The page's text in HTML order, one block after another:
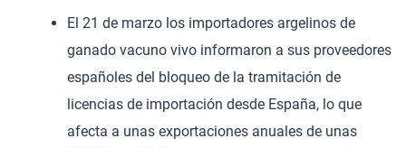
El 21 de marzo los importadores argelinos de
ganado vacuno vivo informaron a sus proveedores
españoles del bloqueo de la tramitación de
licencias de importación desde España, lo que
afecta a unas exportaciones anuales de unas